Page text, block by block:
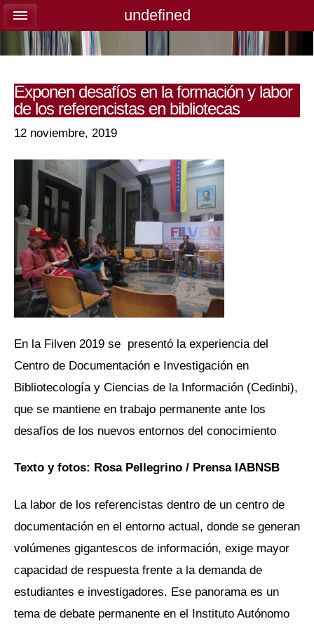
Exponen desafíos en la formación y labor
de los referencistas en bibliotecas
12 noviembre, 2019
En la Filven 2019 se presentó la experiencia del
Centro de Documentación e Investigación en
Bibliotecología y Ciencias de la Información (Cedinbi),
que se mantiene en trabajo permanente ante los
desafíos de los nuevos entornos del conocimiento
Texto y fotos: Rosa Pellegrino / Prensa IABNSB
La labor de los referencistas dentro de un centro de
documentación en el entorno actual, donde se generan
volúmenes gigantescos de información, exige mayor
capacidad de respuesta frente a la demanda de
estudiantes e investigadores. Ese panorama es un
tema de debate permanente en el Instituto Autónomo
undefined
undefined